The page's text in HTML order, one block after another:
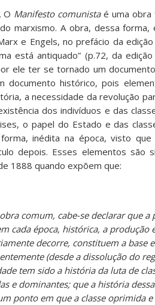
O Manifesto comunistaé uma obra
marxismo. A obra, dessa
e Engels, no prefácio da
está antiquado” (p.72, da
ele ter se tornado um
documento histórico, pois
a necessidade da revolução
dos indivíduos e das
o papel do Estado e das
inédita na época, visto
depois. Esses elementos são
1888 quando expõem que:
comum, cabe-se declarar que
cada época, histórica, a
decorre, constituem a
(desde a dissolução do
tem sido a história da luta de
e dominantes; que a história
ponto em que a classe oprimida